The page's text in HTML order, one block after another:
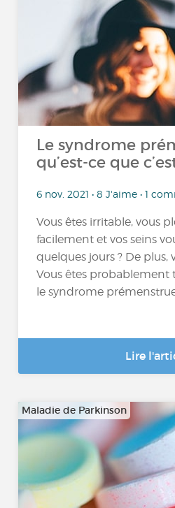
Le syndrome
qu’est-ce que
6 nov. 2021 • 8 J'aime • 1
Vous êtes irritable, vous
facilement et vos seins
quelques jours ? De plus,
Vous êtes probablement
le syndrome prémenstruel
Lire
Maladie de Parkinson